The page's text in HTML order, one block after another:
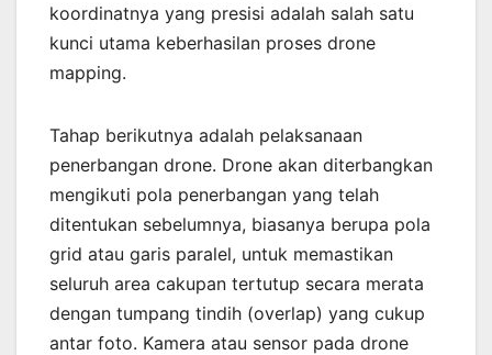
koordinatnya yang presisi adalah salah satu
kunci utama keberhasilan proses drone
mapping.
Tahap berikutnya adalah pelaksanaan
penerbangan drone. Drone akan diterbangkan
mengikuti pola penerbangan yang telah
ditentukan sebelumnya, biasanya berupa pola
grid atau garis paralel, untuk memastikan
seluruh area cakupan tertutup secara merata
dengan tumpang tindih (overlap) yang cukup
antar foto. Kamera atau sensor pada drone